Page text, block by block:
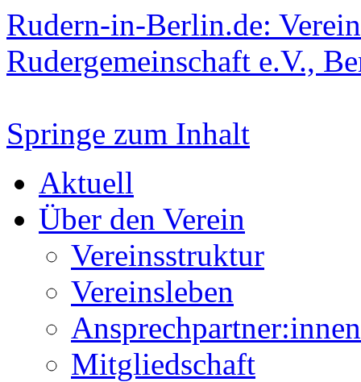
Rudern-in-Berlin.de:
Rudergemeinschaft e.V.,
Springe zum Inhalt
Aktuell
Über den Verein
Vereinsstruktur
Vereinsleben
Ansprechpartner:innen
Mitgliedschaft